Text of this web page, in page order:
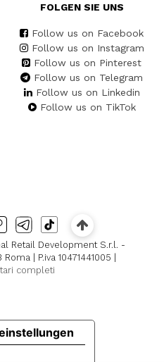
FOLGEN SIE UNS
Follow us on Facebook
Follow us on Instagram
Follow us on Pinterest
Follow us on Telegram
Follow us on Linkedin
Follow us on TikTok
Retail Development S.r.l. -
| P.iva 10471441005 |
completi